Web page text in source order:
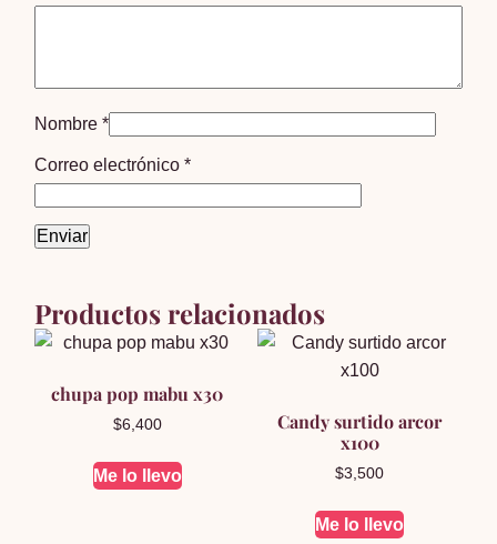
Nombre*
Correo electrónico*
Productos relacionados
chupa pop mabu x30
$6,400
Me lo llevo
Candy surtido arcor
x100
$3,500
Me lo llevo